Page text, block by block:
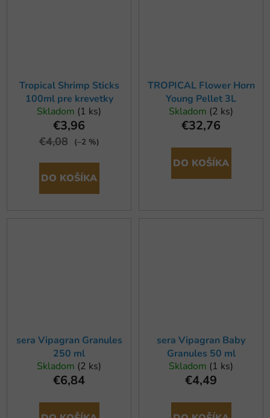
Tropical Shrimp Sticks
100ml pre krevetky
Skladom (1 ks)
€3,96
€4,08 (–2 %)
DO KOŠÍKA
TROPICAL Flower Horn
Young Pellet 3L
Skladom (2 ks)
€32,76
DO KOŠÍKA
sera Vipagran Granules
250 ml
Skladom (2 ks)
€6,84
sera Vipagran Baby
Granules 50 ml
Skladom (1 ks)
€4,49